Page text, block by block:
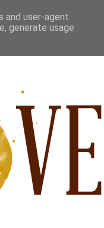
and user-agent
generate usage